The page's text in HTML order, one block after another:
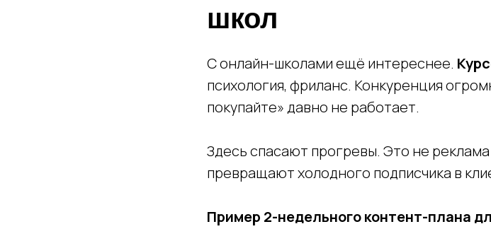
школ
С онлайн-школами ещё интереснее.
психология, фриланс. Конкуренция
покупайте» давно не работает.
Здесь спасают прогревы. Это не
превращают холодного подписчика в
Пример 2-недельного контент-плана